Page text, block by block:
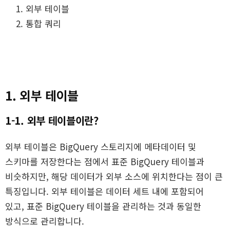
외부 테이블
통합 쿼리
1. 외부 테이블
1-1. 외부 테이블이란?
외부 테이블은 BigQuery 스토리지에 메타데이터 및
스키마를 저장한다는 점에서 표준 BigQuery 테이블과
비슷하지만, 해당 데이터가 외부 소스에 위치한다는 점이 큰
특징입니다. 외부 테이블은 데이터 세트 내에 포함되어
있고, 표준 BigQuery 테이블을 관리하는 것과 동일한
방식으로 관리합니다.